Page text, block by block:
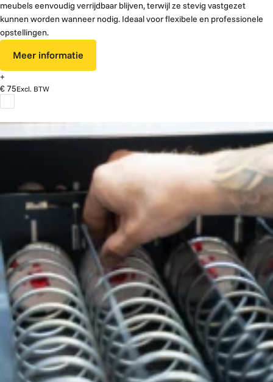
meubels eenvoudig verrijdbaar blijven, terwijl ze stevig vastgezet
kunnen worden wanneer nodig. Ideaal voor flexibele en professionele
opstellingen.
Meer informatie
+
€ 75Excl. BTW